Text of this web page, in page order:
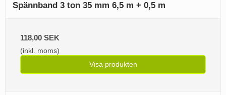
Spännband 3 ton 35 mm 6,5 m + 0,5 m
118,00 SEK
(inkl. moms)
Visa produkten